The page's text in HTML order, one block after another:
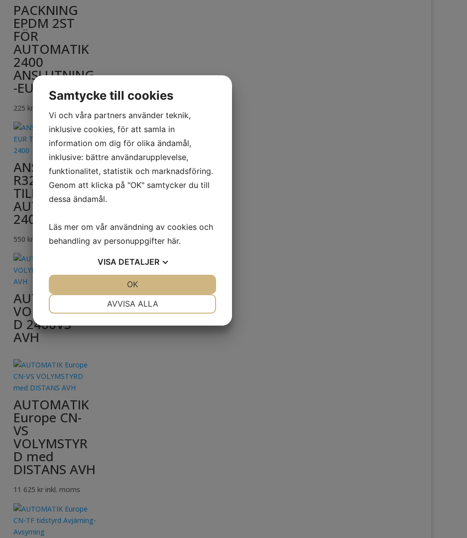
PACKNING
EPDM 2ST
FÖR
AUTOMATIK
2400
ANSLUTNING
-EUR
225 kr
ANSLUTNING
R32-R25 EUR
TILL
AUTOMATIK-
2400
550 kr inkl. moms
AUTOMATIK
VOLYMSTYR
D 2400VS
AVH
AUTOMATIK
Europe CN-
VS
VOLYMSTYR
D med
DISTANS AVH
11 625 kr inkl. moms
Samtycke till cookies
Vi och våra partners använder teknik,
inklusive cookies, för att samla in
information om dig för olika ändamål,
inklusive: bättre användarupplevelse,
funktionalitet, statistik och marknadsföring.
Genom att klicka på "OK" samtycker du till
dessa ändamål.
Läs mer om vår användning av cookies och
behandling av personuppgifter här.
VISA DETALJER
AVVISA ALLA
OK